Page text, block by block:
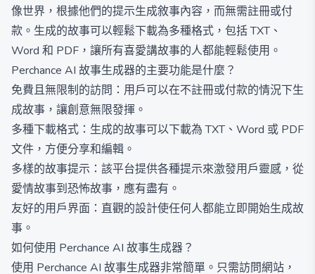
像世界，根據他們的提示生成敘事內容，而無需註冊或付
款。生成的故事可以輕鬆下載為多種格式，包括 TXT、
Word 和 PDF，讓所有喜愛講故事的人都能輕鬆使用。
Perchance AI 故事生成器的主要功能是什麼？
免費且無限制的訪問：用戶可以在不註冊或付款的情況下生
成故事，讓創意無限發揮。
多種下載格式：生成的故事可以下載為 TXT、Word 或 PDF
文件，方便分享和編輯。
多樣的故事提示：該平台提供各種提示來激發用戶靈感，從
愛情故事到恐怖故事，應有盡有。
友好的用戶界面：直觀的設計使任何人都能立即開始生成故
事。
如何使用 Perchance AI 故事生成器？
使用 Perchance AI 故事生成器非常簡單。只需訪問網站，